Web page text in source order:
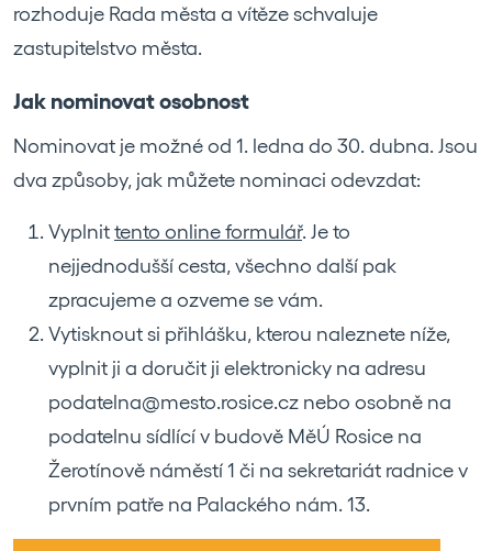
rozhoduje Rada města a vítěze schvaluje
zastupitelstvo města.
Jak nominovat osobnost
Nominovat je možné od 1. ledna do 30. dubna. Jsou
dva způsoby, jak můžete nominaci odevzdat:
Vyplnittento online formulář. Je to
nejjednodušší cesta, všechno další pak
zpracujeme a ozveme se vám.
Vytisknout si přihlášku, kterou naleznete níže,
vyplnit ji a doručit ji elektronicky na adresu
podatelna@mesto.rosice.cz nebo osobně na
podatelnu sídlící v budově MěÚ Rosice na
Žerotínově náměstí 1 či na sekretariát radnice v
prvním patře na Palackého nám. 13.